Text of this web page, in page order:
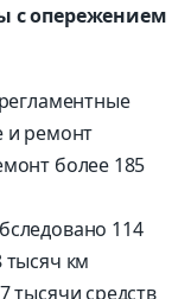
с опережением
и ремонт
более 185
114
км
тысячи средств